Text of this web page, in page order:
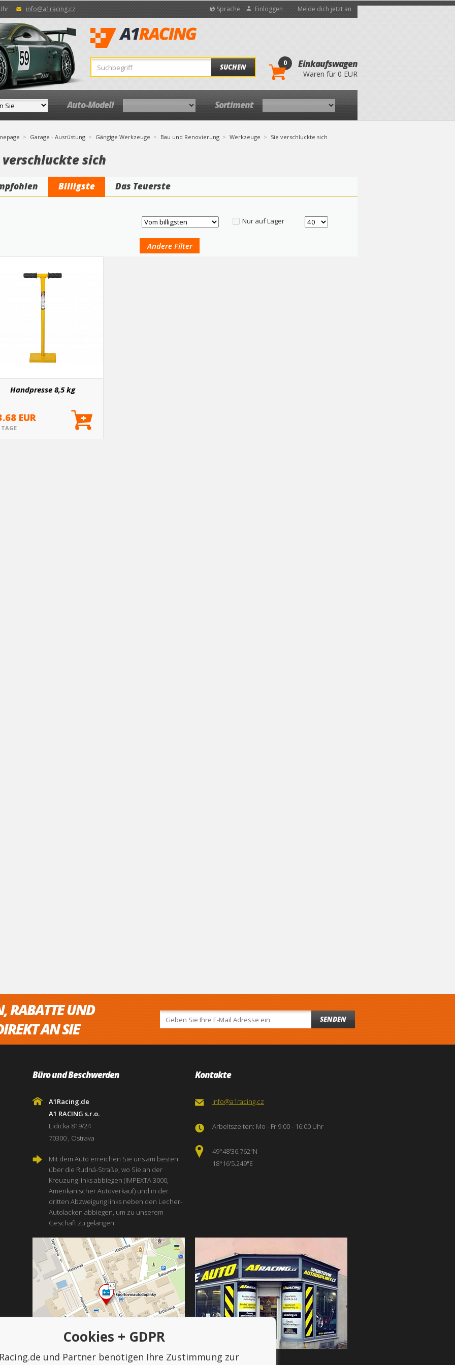
info@a1racing.cz Sprache Einloggen Melde dich jetzt an
SUCHEN 0 Einkaufswagen
Waren für 0 EUR
Auto-Modell Sortiment
Garage - Ausrüstung Gängige Werkzeuge Bau und Renovierung Werkzeuge Sie verschluckte sich
verschluckte sich
Billigste Das Teuerste
Nur auf Lager
Andere Filter
Handpresse 8,5 kg
EUR
TAGE
RABATTE UND
AN SIE
SENDEN
Büro und Beschwerden
A1Racing.de
A1 RACING s.r.o.
Lidicka 819/24
70300 , Ostrava
Mit dem Auto erreichen Sie uns am besten
über die Rudná-Straße, wo Sie an der
Kreuzung links abbiegen (IMPEXTA 3000,
Amerikanischer Autoverkauf) und in der
dritten Abzweigung links neben den Lecher-
Autolacken abbiegen, um zu unserem
Geschäft zu gelangen.
Kontakte
info@a1racing.cz
Arbeitszeiten: Mo - Fr 9:00 - 16:00 Uhr
49°48'36.762"N
18°16'5.249"E
Cookies + GDPR
und Partner benötigen Ihre Zustimmung zur